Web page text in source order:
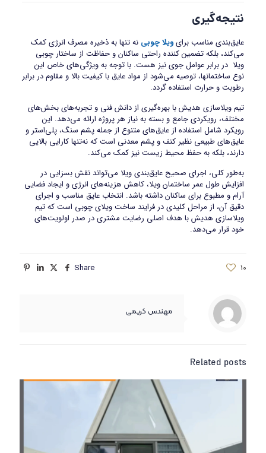
نتیجه‌گیری
عایق‌بندی مناسب برایویلا چوبی نه‌ تنها به ذخیره مصرف انرژی کمک
می‌کند، بلکه تضمین‌ کننده راحتی ساکنان و حفاظت از ساختار چوبی
ویلا در برابر عوامل جوی نیز هست. با توجه به ویژگی‌های خاص این
نوع ساختمانها، توصیه می‌شود از مواد عایق با کیفیت بالا و مقاوم در برابر
رطوبت و حرارت استفاده گردد.
تیم ویلاسازی هدیش با بهره‌گیری از دانش فنی و تجربه‌های بخش‌های
مختلف، رویکردی جامع و بسته به نیاز هر پروژه ارائه می‌دهد. این
رویکرد شامل استفاده از عایق‌های متنوع از جمله پشم سنگ، پلی‌استر و
عایق‌های طبیعی نظیر کنف و پشم معدنی است که نه‌تنها کارایی بالایی
دارند، بلکه به حفظ محیط زیست نیز کمک می‌کند.
به‌طور کلی، اجرای صحیح عایق‌بندی ویلا می‌تواند نقش بسزایی در
افزایش طول عمر ساختمان ویلا، کاهش هزینه‌های انرژی و ایجاد فضایی
آرام و مطبوع برای ساکنان داشته باشد. انتخاب عایق مناسب و اجرای
دقیق آن، از مراحل کلیدی در فرایند ساخت ویلای چوبی است که تیم
ویلاسازی هدیش با هدف اصلی رضایت مشتری در صدر اولویت‌های
خود قرار می‌دهد.
Share 10
مهندس کریمی
Related posts